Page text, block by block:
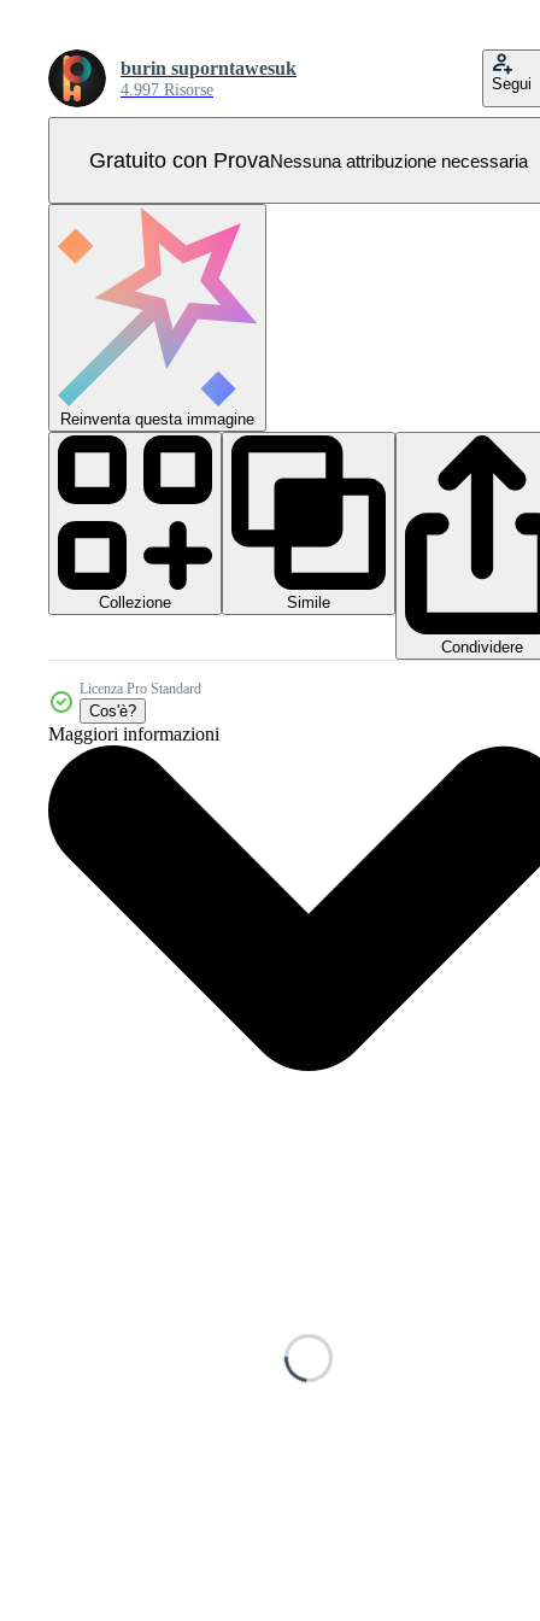
burin suporntawesuk
4.997 Risorse Segui
Gratuito con ProvaNessuna attribuzione necessaria
Reinventa questa immagine
Collezione Simile
Condividere
Licenza Pro Standard
Cos'è?
Maggiori informazioni